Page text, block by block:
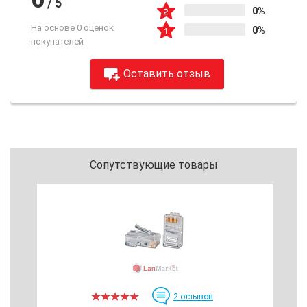
/ 5
На основе 0 оценок
покупателей
0%
0%
Оставить отзыв
Сопутствующие товары
2 отзывов